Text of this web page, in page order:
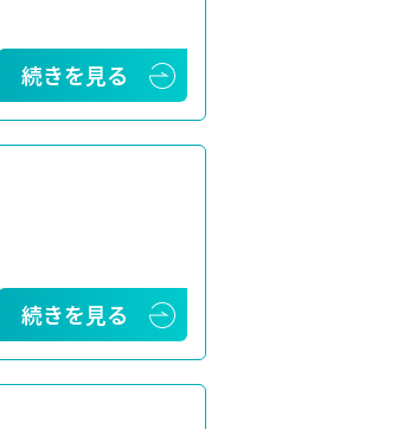
続きを見る
続きを見る